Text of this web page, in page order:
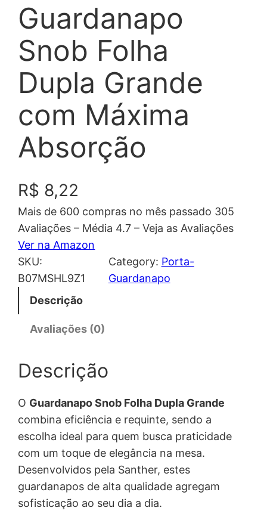
Guardanapo
Snob Folha
Dupla Grande
com Máxima
Absorção
R$ 8,22
Mais de 600 compras no mês passado 305
Avaliações – Média 4.7 – Veja as Avaliações
Ver na Amazon
SKU:
B07MSHL9Z1
Category: Porta-
Guardanapo
Descrição
Avaliações (0)
Descrição
O Guardanapo Snob Folha Dupla Grande
combina eficiência e requinte, sendo a
escolha ideal para quem busca praticidade
com um toque de elegância na mesa.
Desenvolvidos pela Santher, estes
guardanapos de alta qualidade agregam
sofisticação ao seu dia a dia.